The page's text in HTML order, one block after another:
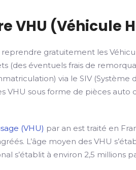
VHU (Véhicule
gratuitement les
(des éventuels frais de
via le SIV (Système
VHU sous forme de pièces auto
(VHU) par an est traité en
L’âge moyen des VHU
s’établit à environ 2,5 millions